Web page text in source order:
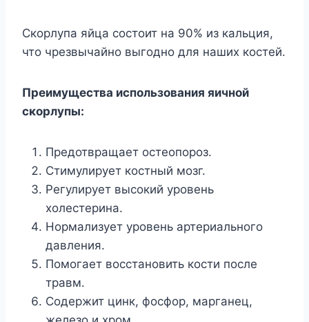
Скорлупа яйца состоит на 90% из кальция,
что чрезвычайно выгодно для наших костей.
Преимущества использования яичной
скорлупы:
Предотвращает остеопороз.
Стимулирует костный мозг.
Регулирует высокий уровень
холестерина.
Нормализует уровень артериального
давления.
Помогает восстановить кости после
травм.
Содержит цинк, фосфор, марганец,